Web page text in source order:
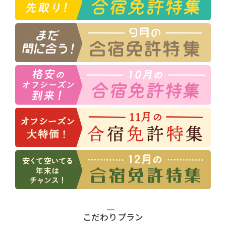
こだわりプラン